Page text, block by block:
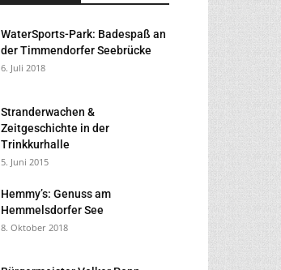
WaterSports-Park: Badespaß an
der Timmendorfer Seebrücke
6. Juli 2018
Stranderwachen &
Zeitgeschichte in der
Trinkkurhalle
5. Juni 2015
Hemmy’s: Genuss am
Hemmelsdorfer See
8. Oktober 2018